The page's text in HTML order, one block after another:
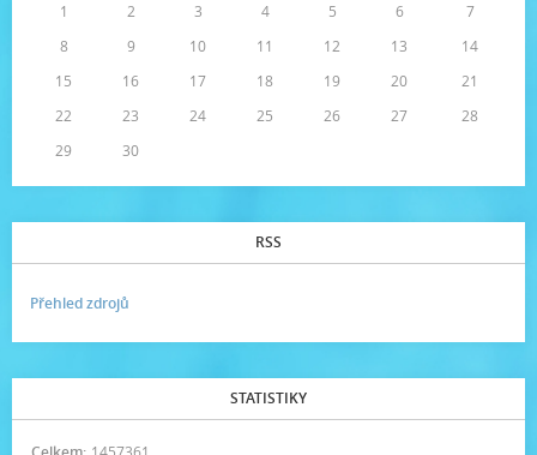
1
2 3 4 5 6
7
8
9 10 11 12 13
14
15
16 17 18 19 20
21
22
23 24 25 26 27
28
29
30
RSS
Přehled zdrojů
STATISTIKY